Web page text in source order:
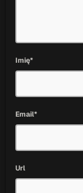
Imię*
Email*
Url